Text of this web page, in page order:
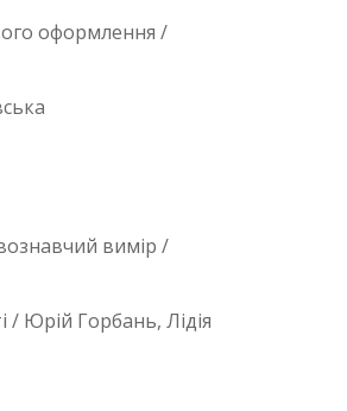
оформлення /
вимір /
/ Юрій Горбань, Лідія